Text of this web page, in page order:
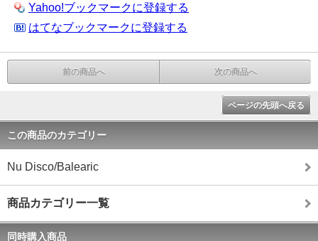
Yahoo!ブックマークに登録する
はてなブックマークに登録する
前の商品へ 次の商品へ
ページの先頭へ戻る
この商品のカテゴリー
Nu Disco/Balearic
商品カテゴリー一覧
同時購入商品